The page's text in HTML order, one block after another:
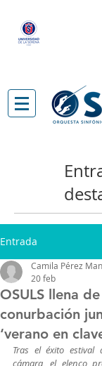
Entrada
OSULS llena
conurbación
‘verano en
Camila Pérez
20 feb
Tras el éxito
cámara, el elenco